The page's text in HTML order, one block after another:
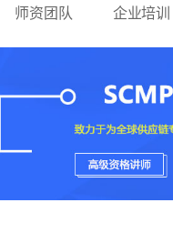
师资团队 企业培训